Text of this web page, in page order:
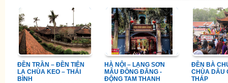
ĐỀN TRẦN – ĐỀN TIÊN
LA CHÙA KEO – THÁI
BÌNH
HÀ NỘI – LẠNG SƠN
MẪU ĐỒNG ĐĂNG -
ĐỘNG TAM THANH
ĐỀN BÀ
CHÙA DÂU
THÁP